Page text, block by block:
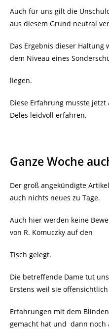
Auch für uns gilt die
aus diesem Grund neutral
Das Ergebnis dieser
dem Niveau eines
liegen.
Diese Erfahrung musste
Deles leidvoll erfahren.
Ganze Woche
Der groß angekündigte
auch nichts neues zu Tage.
Auch hier werden keine
von R. Komuczky auf den
Tisch gelegt.
Die betreffende Dame tut
Erstens weil sie
Erfahrungen mit dem
gemacht hat und dann noch